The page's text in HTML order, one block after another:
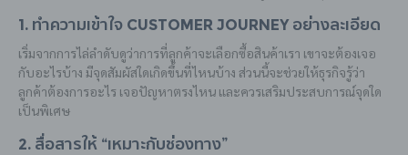
1. ทำความเข้าใจ Customer Journey อย่างละเอียด
เริ่มจากการไล่ลำดับดูว่าการที่ลูกค้าจะเลือกซื้อสินค้าเรา เขาจะต้องเจอ
กับอะไรบ้าง มีจุดสัมผัสใดเกิดขึ้นที่ไหนบ้าง ส่วนนี้จะช่วยให้ธุรกิจรู้ว่า
ลูกค้าต้องการอะไร เจอปัญหาตรงไหน และควรเสริมประสบการณ์จุดใด
เป็นพิเศษ
2. สื่อสารให้ “เหมาะกับช่องทาง”